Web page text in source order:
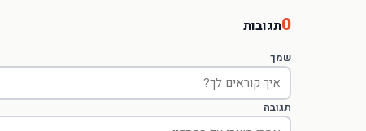
0תגובות
שמך
תגובה